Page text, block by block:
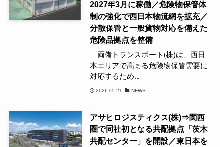
2027年3月に稼働／危険物保管体
制の強化で西日本物流網を拡充／
分散保管と一般貨物対応を備えた
危険品拠点を整備
両備トランスポート(株)は、西日
本エリアで高まる危険物保管需要に
対応するため...
2026-05-21 NEWS
アサヒロジスティクス(株)⇒関西
圏で同社初となる共配拠点「茨木
共配センター」を開設／東日本を